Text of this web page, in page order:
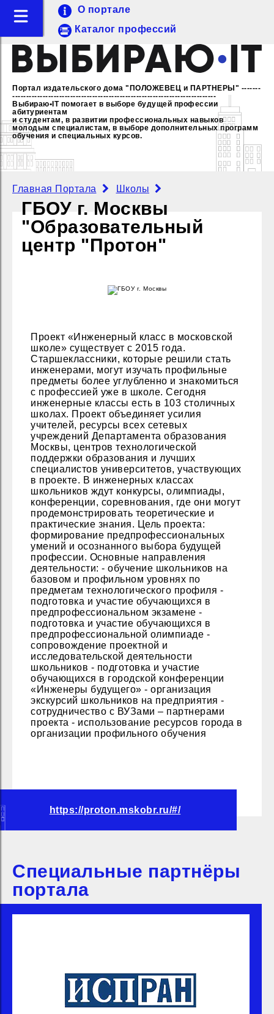
Портал издательского дома "ПОЛОЖЕВЕЦ и ПАРТНЕРЫ" -------
--------------------------------------------------------------------------
Выбираю•IT помогает в выборе будущей профессии
абитуриентам
и студентам, в развитии профессиональных навыков
молодым специалистам, в выборе дополнительных программ
обучения и специальных курсов.
О портале
Каталог профессий
Главная Портала Школы
ГБОУ г. Москвы
"Образовательный
центр "Протон"
Проект «Инженерный класс в московской
школе» существует с 2015 года.
Старшеклассники, которые решили стать
инженерами, могут изучать профильные
предметы более углубленно и знакомиться
с профессией уже в школе. Сегодня
инженерные классы есть в 103 столичных
школах. Проект объединяет усилия
учителей, ресурсы всех сетевых
учреждений Департамента образования
Москвы, центров технологической
поддержки образования и лучших
специалистов университетов, участвующих
в проекте. В инженерных классах
школьников ждут конкурсы, олимпиады,
конференции, соревнования, где они могут
продемонстрировать теоретические и
практические знания. Цель проекта:
формирование предпрофессиональных
умений и осознанного выбора будущей
профессии. Основные направления
деятельности: - обучение школьников на
базовом и профильном уровнях по
предметам технологического профиля -
подготовка и участие обучающихся в
предпрофессиональном экзамене -
подготовка и участие обучающихся в
предпрофессиональной олимпиаде -
сопровождение проектной и
исследовательской деятельности
школьников - подготовка и участие
обучающихся в городской конференции
«Инженеры будущего» - организация
экскурсий школьников на предприятия -
сотрудничество с ВУЗами – партнерами
проекта - использование ресурсов города в
организации профильного обучения
https://proton.mskobr.ru/#/
Специальные партнёры
портала